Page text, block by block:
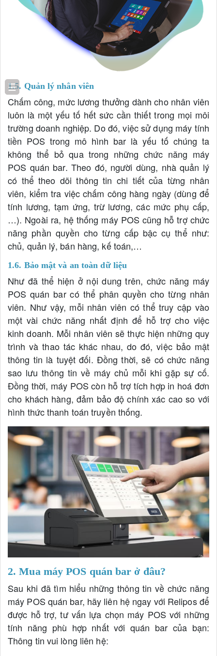
☰
1.5. Quản lý nhân viên
Chấm công, mức lương thưởng dành cho nhân viên
luôn là một yếu tố hết sức cần thiết trong mọi môi
trường doanh nghiệp. Do đó, việc sử dụng máy tính
tiền POS trong mô hình bar là yếu tố chúng ta
không thể bỏ qua trong những chức năng máy
POS quán bar. Theo đó, người dùng, nhà quản lý
có thể theo dõi thông tin chi tiết của từng nhân
viên, kiểm tra việc chấm công hàng ngày (dùng để
tính lương, tạm ứng, trừ lương, các mức phụ cấp,
…). Ngoài ra, hệ thống máy POS cũng hỗ trợ chức
năng phần quyền cho từng cấp bậc cụ thể như:
chủ, quản lý, bán hàng, kế toán,…
1.6. Bảo mật và an toàn dữ liệu
Như đã thể hiện ở nội dung trên, chức năng máy
POS quán bar có thể phân quyền cho từng nhân
viên. Như vậy, mỗi nhân viên có thể truy cập vào
một vài chức năng nhất định để hỗ trợ cho việc
kinh doanh. Mỗi nhân viên sẽ thực hiện những quy
trình và thao tác khác nhau, do đó, việc bảo mật
thông tin là tuyệt đối. Đồng thời, sẽ có chức năng
sao lưu thông tin về máy chủ mỗi khi gặp sự cố.
Đồng thời, máy POS còn hỗ trợ tích hợp in hoá đơn
cho khách hàng, đảm bảo độ chính xác cao so với
hình thức thanh toán truyền thống.
2. Mua máy POS quán bar ở đâu?
Sau khi đã tìm hiểu những thông tin về chức năng
máy POS quán bar, hãy liên hệ ngay với Relipos để
được hỗ trợ, tư vấn lựa chọn máy POS với những
tính năng phù hợp nhất với quán bar của bạn:
Thông tin vui lòng liên hệ: